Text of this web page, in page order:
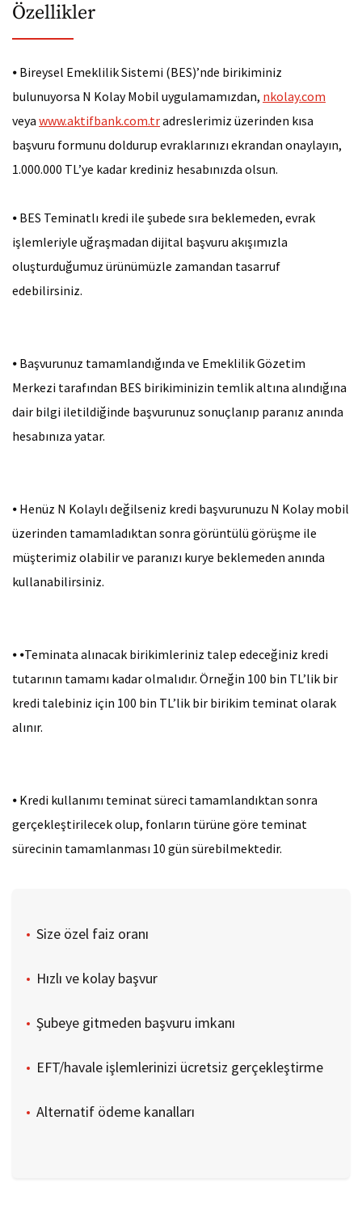
14 Ay
15 Ay
19 Ay
22 Ay
25 Ay
29 Ay
30 Ay
34 Ay
Özellikler
⦁ Bireysel Emeklilik Sistemi (BES)’nde birikiminiz
bulunuyorsa N Kolay Mobil uygulamamızdan, nkolay.com
veya www.aktifbank.com.tradreslerimiz üzerinden kısa
başvuru formunu doldurup evraklarınızı ekrandan onaylayın,
1.000.000 TL’ye kadar krediniz hesabınızda olsun.
⦁ BES Teminatlı kredi ile şubede sıra beklemeden, evrak
işlemleriyle uğraşmadan dijital başvuru akışımızla
oluşturduğumuz ürünümüzle zamandan tasarruf
edebilirsiniz.
⦁ Başvurunuz tamamlandığında ve Emeklilik Gözetim
Merkezi tarafından BES birikiminizin temlik altına alındığına
dair bilgi iletildiğinde başvurunuz sonuçlanıp paranız anında
hesabınıza yatar.
⦁ Henüz N Kolaylı değilseniz kredi başvurunuzu N Kolay mobil
üzerinden tamamladıktan sonra görüntülü görüşme ile
müşterimiz olabilir ve paranızı kurye beklemeden anında
kullanabilirsiniz.
⦁ ⦁Teminata alınacak birikimleriniz talep edeceğiniz kredi
tutarının tamamı kadar olmalıdır. Örneğin 100 bin TL’lik bir
kredi talebiniz için 100 bin TL’lik bir birikim teminat olarak
alınır.
⦁ Kredi kullanımı teminat süreci tamamlandıktan sonra
gerçekleştirilecek olup, fonların türüne göre teminat
sürecinin tamamlanması 10 gün sürebilmektedir.
Size özel faiz oranı
Hızlı ve kolay başvur
Şubeye gitmeden başvuru imkanı
EFT/havale işlemlerinizi ücretsiz gerçekleştirme
Alternatif ödeme kanalları